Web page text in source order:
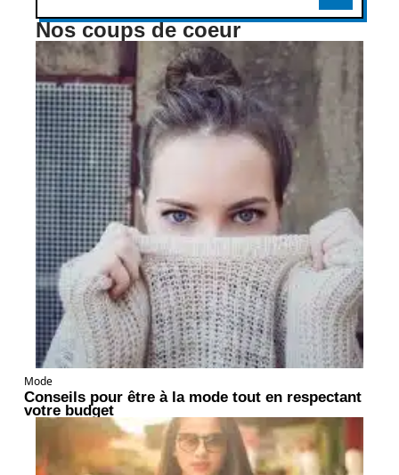
Nos coups de coeur
Mode
Conseils pour être à la mode tout en respectant
votre budget